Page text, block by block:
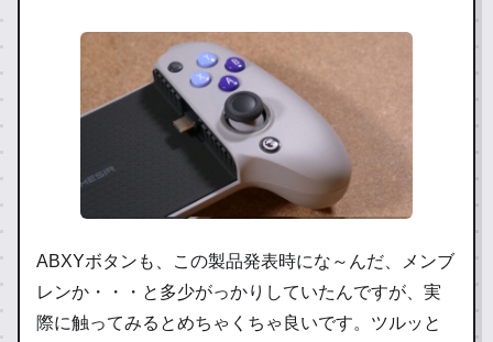
ABXYボタンも、この製品発表時にな～んだ、メンブ
レンか・・・と多少がっかりしていたんですが、実
際に触ってみるとめちゃくちゃ良いです。ツルッと